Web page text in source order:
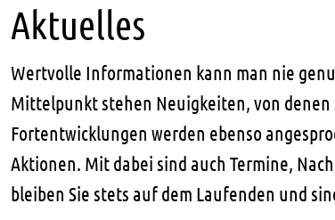
Aktuelles
Wertvolle Informationen kann man nie
Mittelpunkt stehen Neuigkeiten, von denen
Fortentwicklungen werden ebenso
Aktionen. Mit dabei sind auch Termine,
bleiben Sie stets auf dem Laufenden und